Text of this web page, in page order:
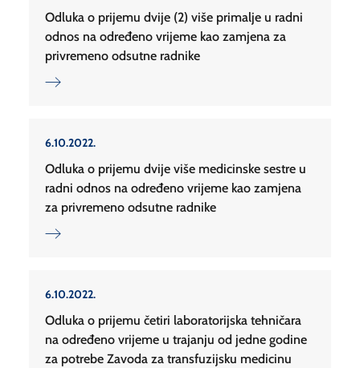
Odluka o prijemu dvije (2) više primalje u radni
odnos na određeno vrijeme kao zamjena za
privremeno odsutne radnike
6.10.2022.
Odluka o prijemu dvije više medicinske sestre u
radni odnos na određeno vrijeme kao zamjena
za privremeno odsutne radnike
6.10.2022.
Odluka o prijemu četiri laboratorijska tehničara
na određeno vrijeme u trajanju od jedne godine
za potrebe Zavoda za transfuzijsku medicinu